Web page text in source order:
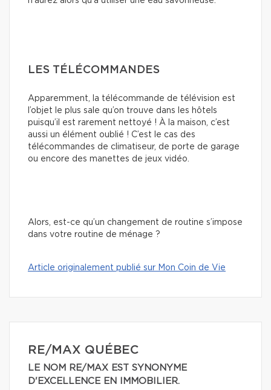
LES TÉLÉCOMMANDES
Apparemment, la télécommande de télévision est
l’objet le plus sale qu’on trouve dans les hôtels
puisqu’il est rarement nettoyé ! À la maison, c’est
aussi un élément oublié ! C’est le cas des
télécommandes de climatiseur, de porte de garage
ou encore des manettes de jeux vidéo.
Alors, est-ce qu’un changement de routine s’impose
dans votre routine de ménage ?
Article originalement publié sur Mon Coin de Vie
RE/MAX QUÉBEC
LE NOM RE/MAX EST SYNONYME
D'EXCELLENCE EN IMMOBILIER.